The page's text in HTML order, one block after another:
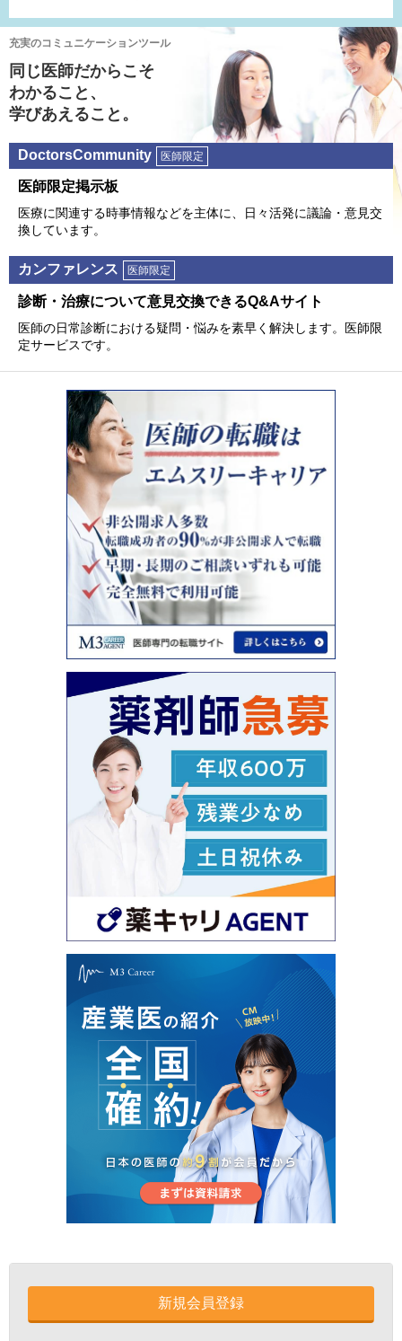
充実のコミュニケーションツール
同じ医師だからこそ
わかること、
学びあえること。
DoctorsCommunity 医師限定
医師限定掲⽰板
医療に関連する時事情報などを主体に、⽇々活発に議論・意⾒交
換しています。
カンファレンス 医師限定
診断・治療について意⾒交換できるQ&Aサイト
医師の⽇常診断における疑問・悩みを素早く解決します。医師限
定サービスです。
新規会員登録